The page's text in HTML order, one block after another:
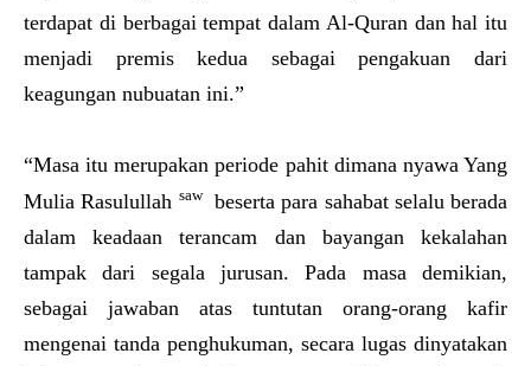
terdapat di berbagai tempat dalam Al-Quran dan hal itu
menjadi premis kedua sebagai pengakuan dari
keagungan nubuatan ini.”
“Masa itu merupakan periode pahit dimana nyawa Yang
Mulia Rasulullah sawbeserta para sahabat selalu berada
dalam keadaan terancam dan bayangan kekalahan
tampak dari segala jurusan. Pada masa demikian,
sebagai jawaban atas tuntutan orang-orang kafir
mengenai tanda penghukuman, secara lugas dinyatakan